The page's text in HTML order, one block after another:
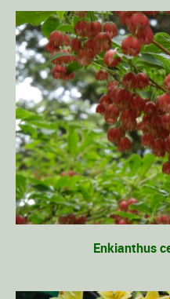
Enkianthus